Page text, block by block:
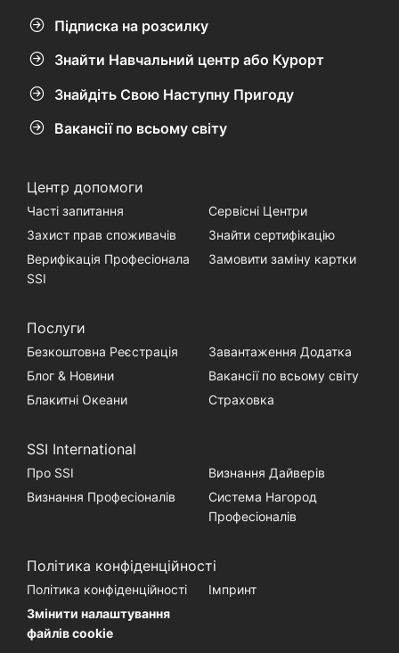
Підписка на розсилку
Знайти Навчальний центр або Курорт
Знайдіть Свою Наступну Пригоду
Вакансії по всьому світу
Центр допомоги
Часті запитання
Сервісні Центри
Захист прав споживачів
Знайти сертифікацію
Верифікація Професіонала
SSI
Замовити заміну картки
Послуги
Безкоштовна Реєстрація
Завантаження Додатка
Блог & Новини
Вакансії по всьому світу
Блакитні Океани
Страховка
SSI International
Про SSI
Визнання Дайверів
Визнання Професіоналів
Система Нагород
Професіоналів
Політика конфіденційності
Політика конфіденційності
Імпринт
Змінити налаштування
файлів cookie